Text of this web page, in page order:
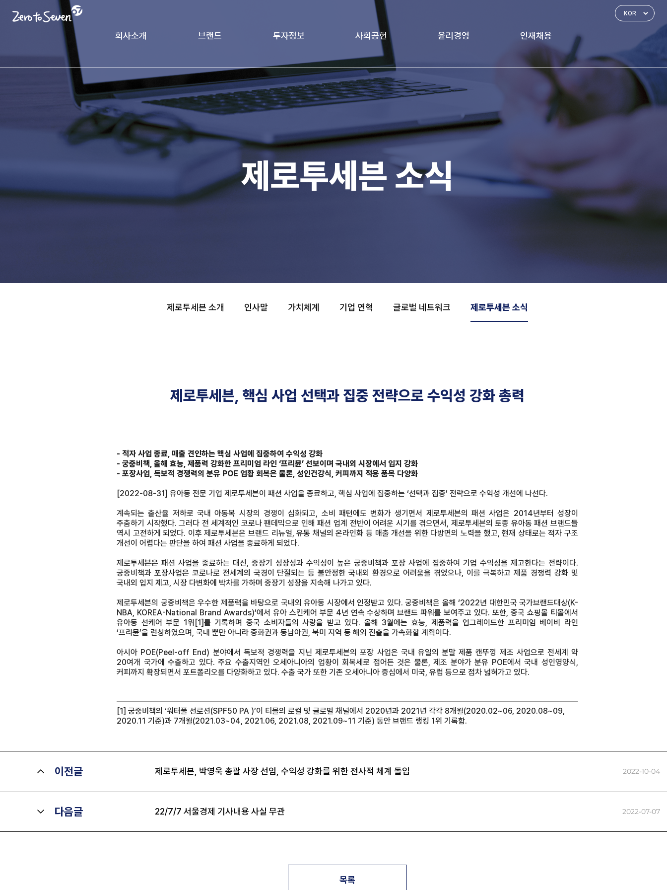
회사소개
제로투세븐 소개
인사말
가치체계
브랜드
궁중비책
CK Package
투자정보
재무정보
IR 자료실
사회공헌
Love Project
가족친화경영문화
윤리경영
신고하기
인재채용
채용공고
제로투세븐 소식
제로투세븐 소개 인사말 가치체계 기업 연혁 글로벌 네트워크 제로투세븐 소식
제로투세븐, 핵심 사업 선택과 집중 전략으로 수익성 강화 총력
- 적자 사업 종료, 매출 견인하는 핵심 사업에 집중하여 수익성 강화
- 궁중비책, 올해 효능, 제품력 강화한 프리미엄 라인 ‘프리뮨’ 선보이며 국내외 시장에서 입지 강화
- 포장사업, 독보적 경쟁력의 분유 POE 업황 회복은 물론, 성인건강식, 커피까지 적용 품목 다양화
[2022-08-31] 유아동 전문 기업 제로투세븐이 패션 사업을 종료하고, 핵심 사업에 집중하는 ‘선택과 집중’ 전략으로 수익성 개선에 나선다.
계속되는 출산율 저하로 국내 아동복 시장의 경쟁이 심화되고, 소비 패턴에도 변화가 생기면서 제로투세븐의 패션 사업은 2014년부터 성장이
주춤하기 시작했다. 그러다 전 세계적인 코로나 팬데믹으로 인해 패션 업계 전반이 어려운 시기를 겪으면서, 제로투세븐의 토종 유아동 패션 브랜드들
역시 고전하게 되었다. 이후 제로투세븐은 브랜드 리뉴얼, 유통 채널의 온라인화 등 매출 개선을 위한 다방면의 노력을 했고, 현재 상태로는 적자 구조
개선이 어렵다는 판단을 하여 패션 사업을 종료하게 되었다.
제로투세븐은 패션 사업을 종료하는 대신, 중장기 성장성과 수익성이 높은 궁중비책과 포장 사업에 집중하여 기업 수익성을 제고한다는 전략이다.
궁중비책과 포장사업은 코로나로 전세계의 국경이 단절되는 등 불안정한 국내외 환경으로 어려움을 겪었으나, 이를 극복하고 제품 경쟁력 강화 및
국내외 입지 제고, 시장 다변화에 박차를 가하며 중장기 성장을 지속해 나가고 있다.
제로투세븐의 궁중비책은 우수한 제품력을 바탕으로 국내외 유아동 시장에서 인정받고 있다. 궁중비책은 올해 ‘2022년 대한민국 국가브랜드대상(K-
NBA, KOREA-National Brand Awards)’에서 유아 스킨케어 부문 4년 연속 수상하며 브랜드 파워를 보여주고 있다. 또한, 중국 쇼핑몰 티몰에서
유아동 선케어 부문 1위 [1]를 기록하며 중국 소비자들의 사랑을 받고 있다. 올해 3월에는 효능, 제품력을 업그레이드한 프리미엄 베이비 라인
‘프리뮨’을 런칭하였으며, 국내 뿐만 아니라 중화권과 동남아권, 북미 지역 등 해외 진출을 가속화할 계획이다.
아시아 POE(Peel-off End) 분야에서 독보적 경쟁력을 지닌 제로투세븐의 포장 사업은 국내 유일의 분말 제품 캔뚜껑 제조 사업으로 전세계 약
20여개 국가에 수출하고 있다. 주요 수출지역인 오세아니아의 업황이 회복세로 접어든 것은 물론, 제조 분야가 분유 POE에서 국내 성인영양식,
커피까지 확장되면서 포트폴리오를 다양화하고 있다. 수출 국가 또한 기존 오세아니아 중심에서 미국, 유럽 등으로 점차 넓혀가고 있다.
[1] 궁중비책의 ‘워터풀 선로션(SPF50 PA )’이 티몰의 로컬 및 글로벌 채널에서 2020년과 2021년 각각 8개월(2020.02~06, 2020.08~09,
2020.11 기준)과 7개월(2021.03~04, 2021.06, 2021.08, 2021.09~11 기준) 동안 브랜드 랭킹 1위 기록함.
이전글 제로투세븐, 박영욱 총괄 사장 선임, 수익성 강화를 위한 전사적 체계 돌입 2022-10-04
다음글 22/7/7 서울경제 기사내용 사실 무관 2022-07-07
목록